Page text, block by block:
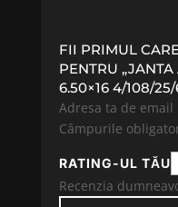
FII PRIMUL
PENTRU
6.50×16 4/108/25/
Adresa ta de
Câmpurile
RATING-UL TĂU
Recenzia